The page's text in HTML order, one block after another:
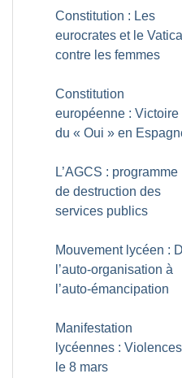
Constitution : Les
eurocrates et le
contre les femmes
Constitution
européenne : Victoire
du « Oui » en
L’AGCS : programme
de destruction des
services publics
Mouvement lycéen :
l’auto-organisation à
l’auto-émancipation
Manifestation
lycéennes : Violences
le 8 mars